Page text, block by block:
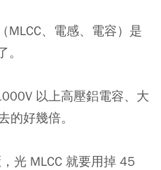
MLCC、電感、電容）是
以上高壓鋁電容、大
的好幾倍。
光 MLCC 就要用掉 45